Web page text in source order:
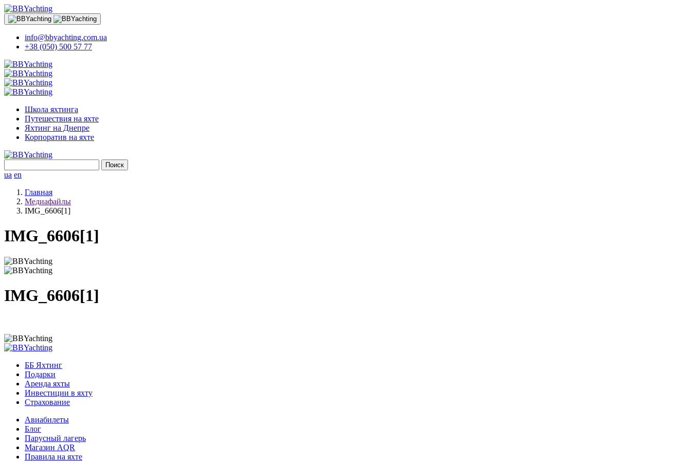
info@bbyachting.com.ua
+38 (050) 500 57 77
Школа яхтинга
Путешествия на яхте
Яхтинг на Днепре
Корпоратив на яхте
ua en
Главная
Медиафайлы
IMG_6606[1]
IMG_6606[1]
IMG_6606[1]
ББ Яхтинг
Подарки
Аренда яхты
Инвестиции в яхту
Страхование
Авиабилеты
Блог
Парусный лагерь
Магазин AQR
Правила на яхте